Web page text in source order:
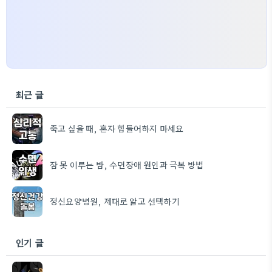
최근 글
죽고 싶을 때, 혼자 힘들어하지 마세요
잠 못 이루는 밤, 수면장애 원인과 극복 방법
정신요양병원, 제대로 알고 선택하기
인기 글